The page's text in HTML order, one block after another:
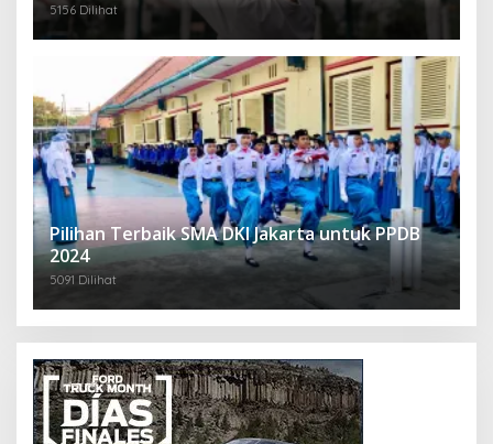
5156 Dilihat
Pilihan Terbaik SMA DKI Jakarta untuk PPDB
2024
5091 Dilihat